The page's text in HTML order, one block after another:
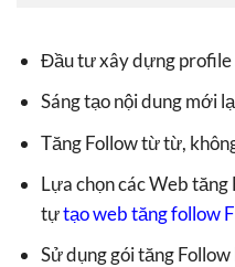
Đầu tư xây dựng
Sáng tạo nội dung mới
Tăng Follow từ từ,
Lựa chọn các Web tăng
tựtạo web tăng follow
Sử dụng gói tăng